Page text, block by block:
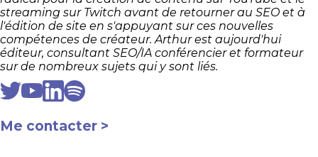
streaming sur Twitch avant de retourner au SEO et à
l'édition de site en s'appuyant sur ces nouvelles
compétences de créateur. Arthur est aujourd'hui
éditeur, consultant SEO/IA conférencier et formateur
sur de nombreux sujets qui y sont liés.
Me contacter